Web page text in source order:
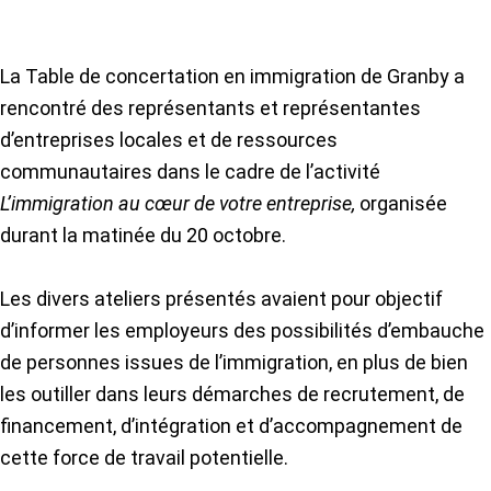
La Table de concertation en immigration de Granby a
rencontré des représentants et représentantes
d’entreprises locales et de ressources
communautaires dans le cadre de l’activité
L’immigration au cœur de votre entreprise, organisée
durant la matinée du 20 octobre.
Les divers ateliers présentés avaient pour objectif
d’informer les employeurs des possibilités d’embauche
de personnes issues de l’immigration, en plus de bien
les outiller dans leurs démarches de recrutement, de
financement, d’intégration et d’accompagnement de
cette force de travail potentielle.